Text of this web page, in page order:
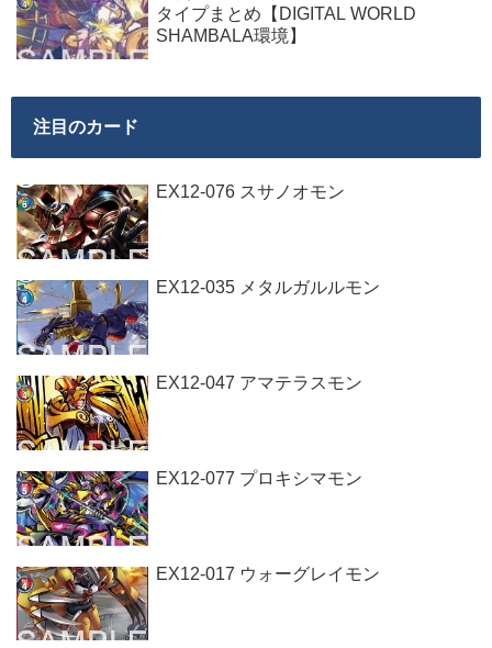
タイプまとめ【DIGITAL WORLD
SHAMBALA環境】
注目のカード
EX12-076 スサノオモン
EX12-035 メタルガルルモン
EX12-047 アマテラスモン
EX12-077 プロキシマモン
EX12-017 ウォーグレイモン